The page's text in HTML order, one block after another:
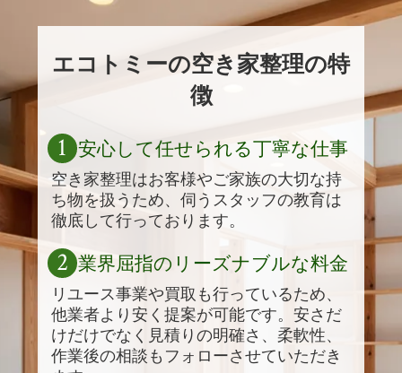
エコトミーの空き家整理の特
徴
安心して任せられる丁寧な仕事
空き家整理はお客様やご家族の大切な持
ち物を扱うため、伺うスタッフの教育は
徹底して行っております。
1
業界屈指のリーズナブルな料金
リユース事業や買取も行っているため、
他業者より安く提案が可能です。安さだ
けだけでなく見積りの明確さ、柔軟性、
作業後の相談もフォローさせていただき
2